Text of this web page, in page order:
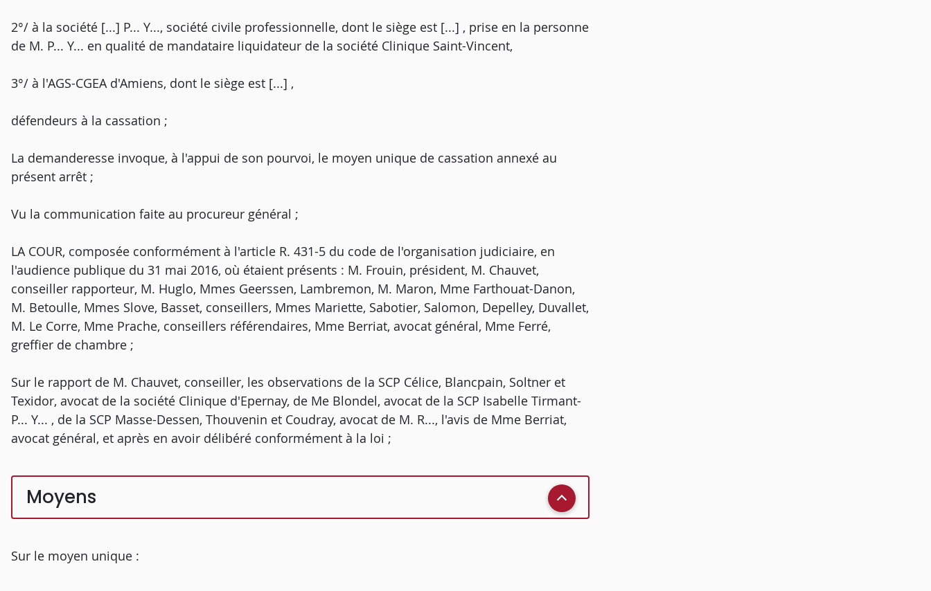
2°/ à la société [...] P... Y..., société civile professionnelle, dont le siège est [...] , prise en la personne
de M. P... Y... en qualité de mandataire liquidateur de la société Clinique Saint-Vincent,
3°/ à l'AGS-CGEA d'Amiens, dont le siège est [...] ,
défendeurs à la cassation ;
La demanderesse invoque, à l'appui de son pourvoi, le moyen unique de cassation annexé au
présent arrêt ;
Vu la communication faite au procureur général ;
LA COUR, composée conformément à l'article R. 431-5 du code de l'organisation judiciaire, en
l'audience publique du 31 mai 2016, où étaient présents : M. Frouin, président, M. Chauvet,
conseiller rapporteur, M. Huglo, Mmes Geerssen, Lambremon, M. Maron, Mme Farthouat-Danon,
M. Betoulle, Mmes Slove, Basset, conseillers, Mmes Mariette, Sabotier, Salomon, Depelley, Duvallet,
M. Le Corre, Mme Prache, conseillers référendaires, Mme Berriat, avocat général, Mme Ferré,
greffier de chambre ;
Sur le rapport de M. Chauvet, conseiller, les observations de la SCP Célice, Blancpain, Soltner et
Texidor, avocat de la société Clinique d'Epernay, de Me Blondel, avocat de la SCP Isabelle Tirmant-
P... Y... , de la SCP Masse-Dessen, Thouvenin et Coudray, avocat de M. R..., l'avis de Mme Berriat,
avocat général, et après en avoir délibéré conformément à la loi ;
Moyens
Sur le moyen unique :